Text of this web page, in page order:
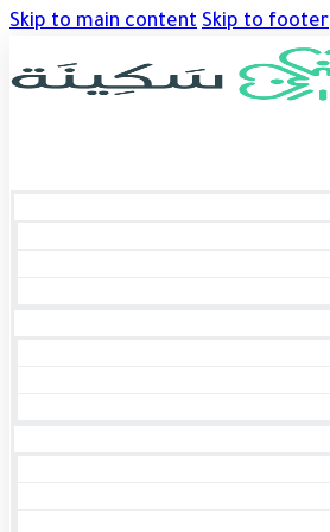
Skip to main content Skip to footer